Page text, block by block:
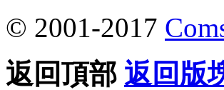
© 2001-2017
返回頂部 返回版